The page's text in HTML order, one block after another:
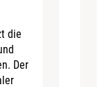
die
Der